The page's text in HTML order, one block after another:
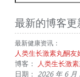
最新的博客更
最新健康资讯：
人类生长激素丸酮友
博客：
人类生长激
日期： 2026 年 6 月